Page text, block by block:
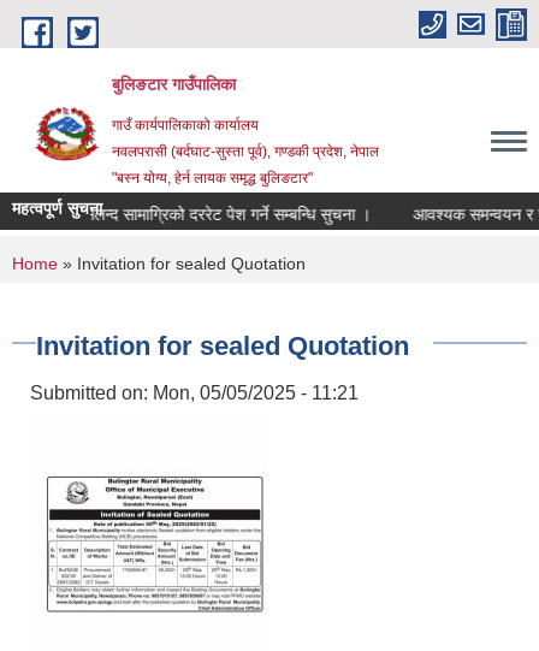
Skip to main content
बुलिङटार गाउँपालिका
गाउँ कार्यपालिकाको कार्यालय
नवलपरासी (बर्दघाट-सुस्ता पूर्व), गण्डकी प्रदेश, नेपाल
"बस्न योग्य, हेर्न लायक समृद्ध बुलिङटार"
महत्वपूर्ण सुचना
मसलन्द सामाग्रिको दररेट पेश गर्ने सम्बन्धि सुचना । आवश्यक समन्वयन र
You are here
Home » Invitation for sealed Quotation
Invitation for sealed Quotation
Submitted on: Mon, 05/05/2025 - 11:21